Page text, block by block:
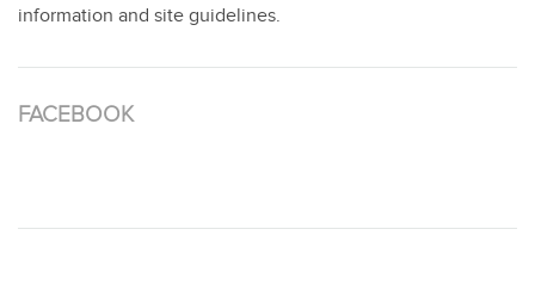
information and site guidelines.
FACEBOOK